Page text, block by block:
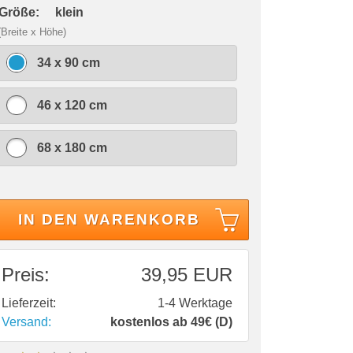
klein
x Höhe)
34 x 90 cm
46 x 120 cm
68 x 180 cm
IN DEN WARENKORB
Preis: 39,95 EUR
Lieferzeit:
1-4 Werktage
Versand:
kostenlos ab 49€ (D)